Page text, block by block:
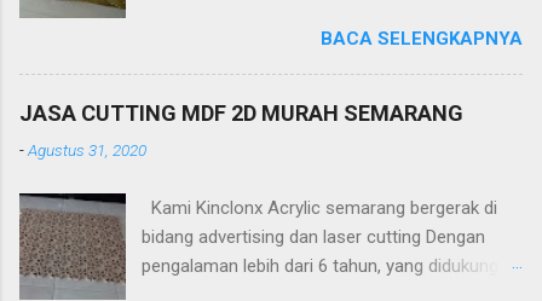
menghasilkan produk yang berkualitas
tinggi.Untuk harga yang kami tawakan sangat
(acrylic,stainless,galvalum,kuningan) -Neon Box
Aquarium -Pagar -Railling Tangga/Balkon -
Kanopi -Wallpanel 2D dan 3D -Partisi (sekat)
ruangan -Jasa Potong Metal (platbesi,
BACA SELENGKAPNYA
JASA CUTTING MDF 2D MURAH SEMARANG
-Agustus 31, 2020
Kami Kinclonx Acrylic semarang bergerak di
bidang advertising dan laser cutting Dengan
pengalaman lebih dari 6 tahun, yang didukung